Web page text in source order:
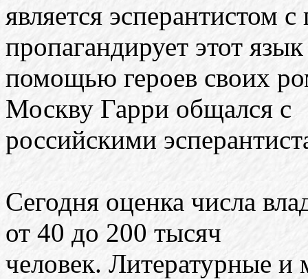
является эсперантистом
пропагандирует этот
помощью героев своих
Москву Гарри общался с
российскими
Сегодня оценка числа
от 40 до 200 тысяч
человек. Литературные и